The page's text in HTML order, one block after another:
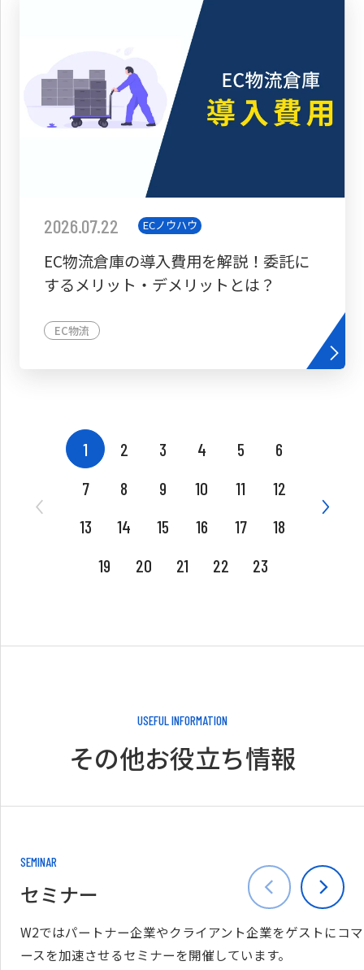
2026.07.22 ECノウハウ
EC物流倉庫の導入費用を解説！委託に
するメリット・デメリットとは？
EC物流
1 2 3 4 5
6
7
8 9 10 11
12
13
14 15 16 17
18
19
20 21 22 23
USEFUL INFORMATION
その他お役立ち情報
SEMINAR
セミナー
W2ではパートナー企業やクライアント企業をゲストにコマ
ースを加速させるセミナーを開催しています。